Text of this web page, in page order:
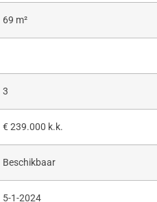
69 m²
3
€ 239.000 k.k.
Beschikbaar
5-1-2024